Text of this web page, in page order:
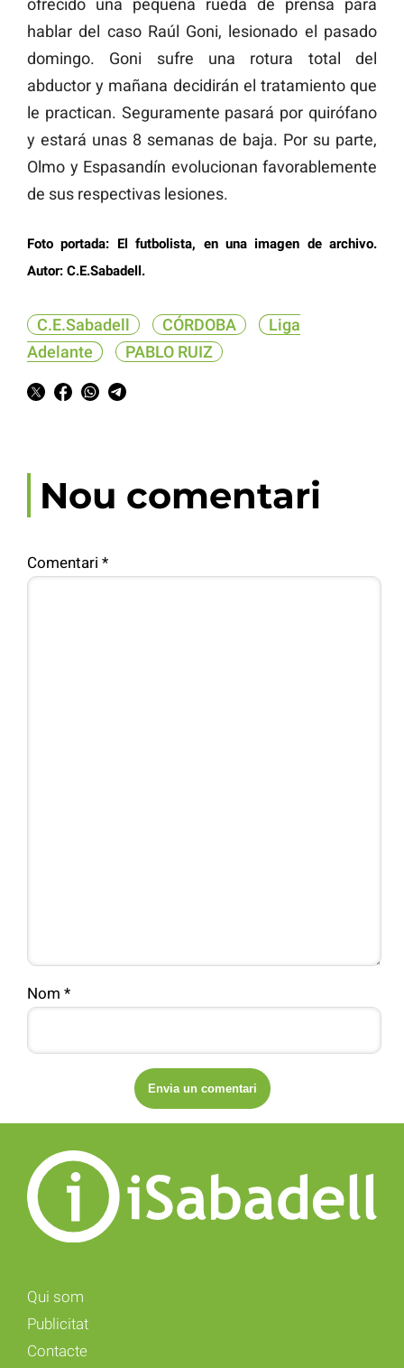
ofrecido una pequeña rueda de prensa para
hablar del caso Raúl Goni, lesionado el pasado
domingo. Goni sufre una rotura total del
abductor y mañana decidirán el tratamiento que
le practican. Seguramente pasará por quirófano
y estará unas 8 semanas de baja. Por su parte,
Olmo y Espasandín evolucionan favorablemente
de sus respectivas lesiones.
Foto portada: El futbolista, en una imagen de archivo.
Autor: C.E.Sabadell.
C.E.Sabadell CÓRDOBA
Liga
Adelante
PABLO RUIZ
Nou comentari
Comentari *
Nom *
Qui som
Publicitat
Contacte